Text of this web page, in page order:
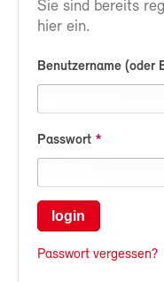
Sie sind bereits
hier ein.
Benutzername (oder
Passwort
login
Passwort vergessen?